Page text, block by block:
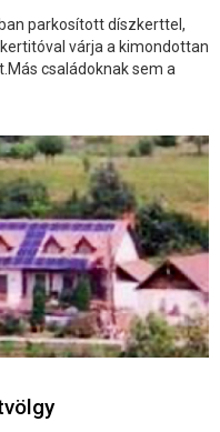
parkosított díszkerttel,
várja a kimondottan
családoknak sem a